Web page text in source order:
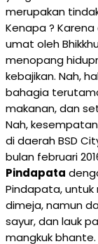
merupakan
Kenapa ?
umat oleh
menopang
kebajikan. Nah,
bahagia
makanan, dan
Nah,
di daerah BSD
bulan februari
Pindapata
Pindapata, untuk
dimeja, namun
sayur, dan lauk
mangkuk bhante.